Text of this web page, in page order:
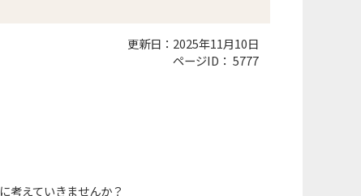
更新日：2025年11月10日
ページID： 5777
考えていきませんか？